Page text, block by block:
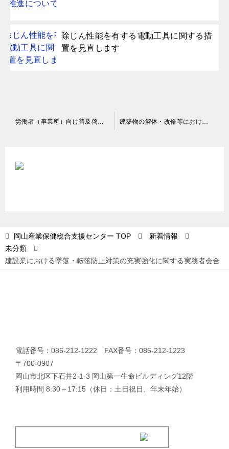
除じん性能を有する電動工具に関する措
置を見直します
ョ
ン
岡山産業保健総合支援センター TOP
新着情報
未分類
建設業における墜落・転落防止対策の充実強化に関する実務者会合
電話番号：086-212-1222 FAX番号：086-212-1223
〒700-0907
岡山市北区下石井2-1-3 岡山第一生命ビルディング12階
利用時間 8:30～17:15（休日：土日祝日、年末年始）